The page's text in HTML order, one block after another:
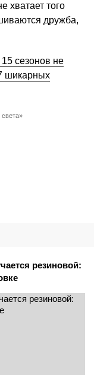
хватает того
дружба,
сезонов не
шикарных
света»
резиновой: